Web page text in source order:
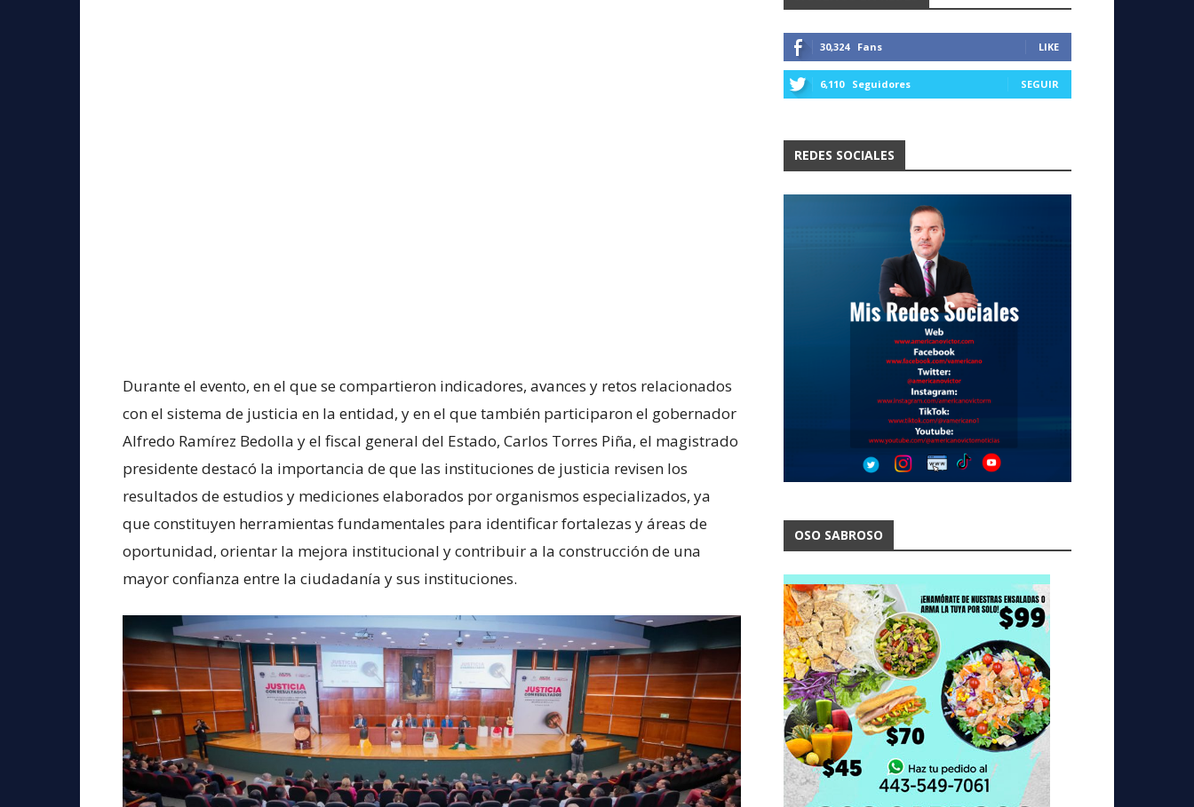
Durante el evento, en el que se compartieron indicadores, avances y retos relacionados
con el sistema de justicia en la entidad, y en el que también participaron el gobernador
Alfredo Ramírez Bedolla y el fiscal general del Estado, Carlos Torres Piña, el magistrado
presidente destacó la importancia de que las instituciones de justicia revisen los
resultados de estudios y mediciones elaborados por organismos especializados, ya
que constituyen herramientas fundamentales para identificar fortalezas y áreas de
oportunidad, orientar la mejora institucional y contribuir a la construcción de una
mayor confianza entre la ciudadanía y sus instituciones.
30,324 Fans LIKE
6,110 Seguidores SEGUIR
REDES SOCIALES
OSO SABROSO